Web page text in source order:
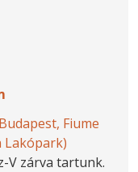
Fiume
Lakópark)
V zárva tartunk.